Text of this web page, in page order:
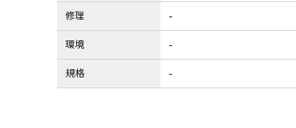
修理 -
環境 -
規格 -